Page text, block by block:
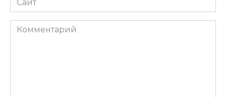
Комментарий